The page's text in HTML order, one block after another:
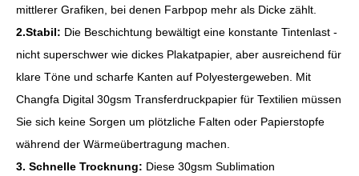
mittlerer Grafiken, bei denen Farbpop mehr als Dicke zählt.
2.Stabil: Die Beschichtung bewältigt eine konstante Tintenlast -
nicht superschwer wie dickes Plakatpapier, aber ausreichend für
klare Töne und scharfe Kanten auf Polyestergeweben. Mit
Changfa Digital 30gsm Transferdruckpapier für Textilien müssen
Sie sich keine Sorgen um plötzliche Falten oder Papierstopfe
während der Wärmeübertragung machen.
3. Schnelle Trocknung: Diese 30gsm Sublimation